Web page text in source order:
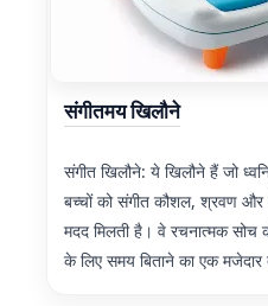
संगीतमय खिलौने
संगीत खिलौने: ये खिलौने हैं जो
बच्चों को संगीत कौशल, श्रवण और
मदद मिलती है। वे रचनात्मक सोच
के लिए समय बिताने का एक मजेदार